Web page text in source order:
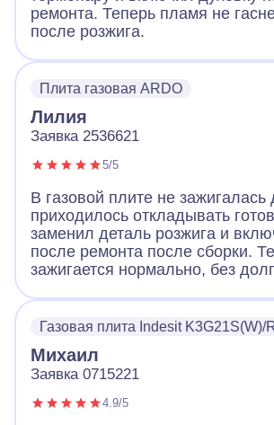
ремонта. Теперь пламя не
после розжига.
Плита газовая ARDO
Лилия
Заявка 2536621
5/5
В газовой плите не зажигалась
приходилось откладывать
заменил деталь розжига и
после ремонта после сборки.
зажигается нормально, без
Газовая плита Indesit K3G21S(W)/
Михаил
Заявка 0715221
4.9/5